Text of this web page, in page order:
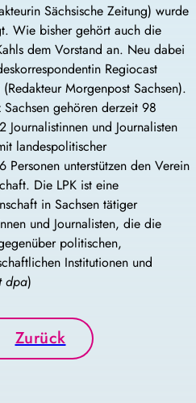
Sächsische Zeitung) wurde
Wie bisher gehört auch die
dem Vorstand an. Neu dabei
Regiocast
Morgenpost Sachsen).
Sachsen gehören derzeit 98
Journalistinnen und Journalisten
landespolitischer
Personen unterstützen den Verein
Die LPK ist eine
in Sachsen tätiger
und Journalisten, die die
politischen,
Institutionen und
dpa)
Zurück